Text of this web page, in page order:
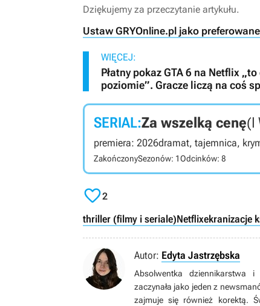
Dziękujemy za przeczytanie artykułu.
Ustaw GRYOnline.pl jako
WIĘCEJ:
Płatny pokaz GTA 6 na Netflix
poziomie”. Gracze liczą na coś
SERIAL:Za wszelką cenę(I
premiera: 2026dramat, tajemnica,
ZakończonySezonów: 1Odcinków: 8
2
thriller (filmy i seriale)Netflixekranizacje
Autor: Edyta Jastrzębska
Absolwentka dziennikarstwa i
zaczynała jako jeden z
zajmuje się również korektą.